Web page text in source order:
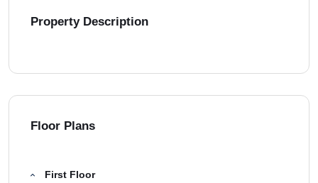
Property Description
Floor Plans
First Floor